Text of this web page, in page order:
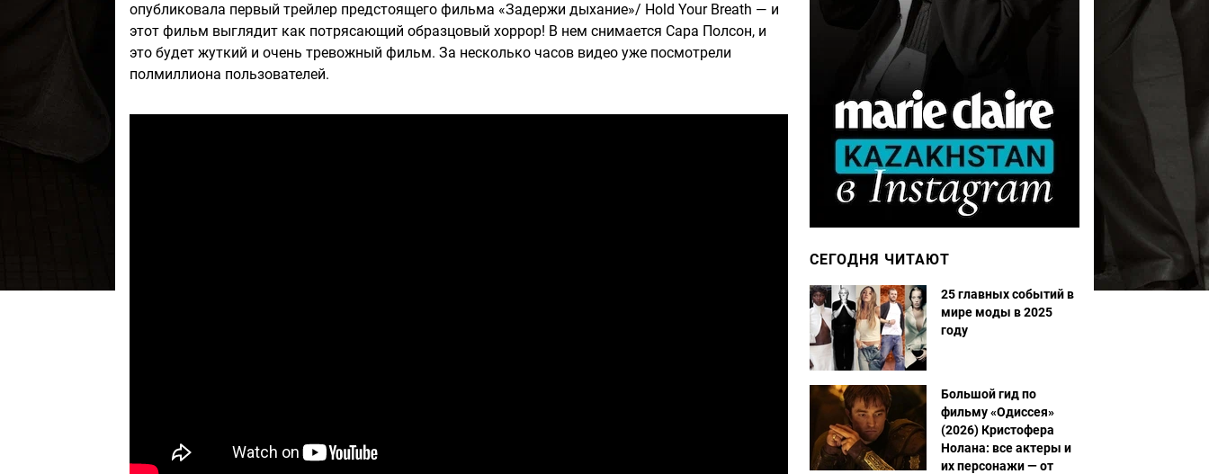
опубликовала первый трейлер предстоящего фильма «Задержи дыхание»/ Hold Your Breath — и
этот фильм выглядит как потрясающий образцовый хоррор! В нем снимается Сара Полсон, и
это будет жуткий и очень тревожный фильм. За несколько часов видео уже посмотрели
полмиллиона пользователей.
СЕГОДНЯ ЧИТАЮТ
25 главных событий в
мире моды в 2025
году
Большой гид по
фильму «Одиссея»
(2026) Кристофера
Нолана: все актеры и
их персонажи — от